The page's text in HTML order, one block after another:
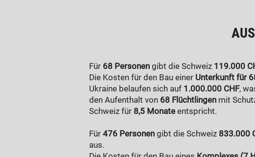
Für 68 Personen gibt die Schweiz 119.000
Die Kosten für den Bau einer Unterkunft für
Ukraine belaufen sich auf 1.000.000 CHF,
den Aufenthalt von 68 Flüchtlingen mit
Schweiz für 8,5 Monate entspricht.
Für 476 Personen gibt die Schweiz 833.000
aus.